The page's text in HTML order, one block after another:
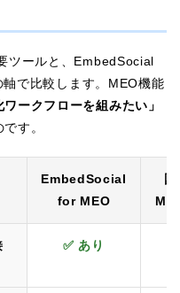
ツールと、EmbedSocial
で比較します。MEO機能
ワークフローを組みたい」
す。
EmbedSocial
for MEO
✅ あり